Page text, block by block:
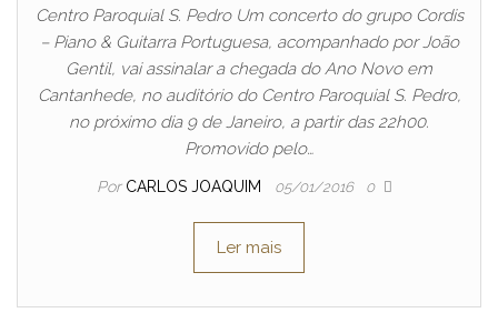
Centro Paroquial S. Pedro Um concerto do grupo Cordis
– Piano & Guitarra Portuguesa, acompanhado por João
Gentil, vai assinalar a chegada do Ano Novo em
Cantanhede, no auditório do Centro Paroquial S. Pedro,
no próximo dia 9 de Janeiro, a partir das 22h00.
Promovido pelo…
Por CARLOS JOAQUIM 05/01/2016 0
Ler mais